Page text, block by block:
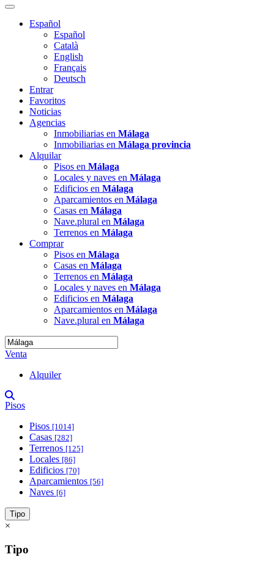
Español
Español
Català
English
Français
Deutsch
Entrar
Favoritos
Noticias
Agencias
Inmobiliarias en Málaga
Inmobiliarias en Málaga provincia
Alquilar
Pisos en Málaga
Locales y naves en Málaga
Edificios en Málaga
Aparcamientos en Málaga
Casas en Málaga
Nave.plural en Málaga
Terrenos en Málaga
Comprar
Pisos en Málaga
Casas en Málaga
Terrenos en Málaga
Locales y naves en Málaga
Edificios en Málaga
Aparcamientos en Málaga
Nave.plural en Málaga
Venta
Alquiler
Pisos
Pisos [1014]
Casas [282]
Terrenos [125]
Locales [86]
Edificios [70]
Aparcamientos [56]
Naves [6]
Tipo
×
Tipo